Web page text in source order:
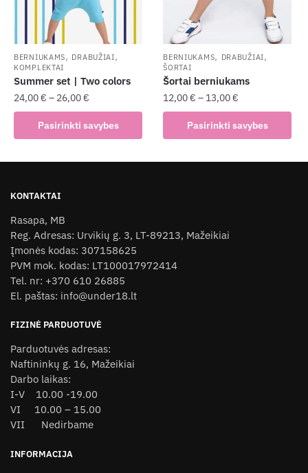
chosen
on
the
product
page
BERNIUKAMS, DRABUŽIAI,
KOMPLEKTAI
Summer set | Two colors
24,00€ – 26,00€
Pasirinkti savybes
product
options
may
be
chosen
on
the
product
BERNIUKAMS, DRABUŽIAI,
ŠORTAI
Šortai berniukams
12,00€ – 13,00€
Pasirinkti savybes
product
may
chosen
KONTAKTAI
Rasapa, MB
Reg. Adresas: Urvikių g. 3, LT-89213, Mažeikiai
Įmonės kodas: 307158625
PVM mok. kodas: LT100017972414
Tel. nr: +370 610 26885
El. paštas: info@under18.lt
FIZINĖ PARDUOTUVĖ
Parduotuvės adresas:
Naftininkų g. 16, Mažeikiai
Darbo laikas:
I-V 10.00 -19.00
VI 10.00 – 15.00
VII Nedirbame
INFORMACIJA